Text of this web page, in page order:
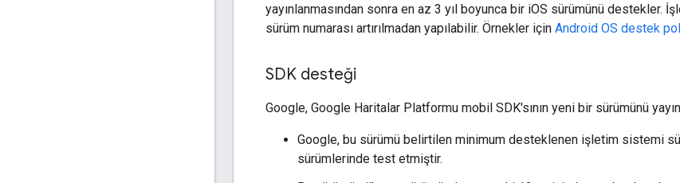
yayınlanmasından sonra en az 3 yıl boyunca bir iOS sürümünü destekler.
sürüm numarası artırılmadan yapılabilir. Örnekler için Android OS destek
SDK desteği
Google, Google Haritalar Platformu mobil SDK'sının yeni bir sürümünü
Google, bu sürümü belirtilen minimum desteklenen işletim sistemi
sürümlerinde test etmiştir.